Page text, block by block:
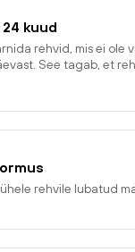
24 kuud
rehvid, mis ei ole
See tagab, et
rehvile lubatud